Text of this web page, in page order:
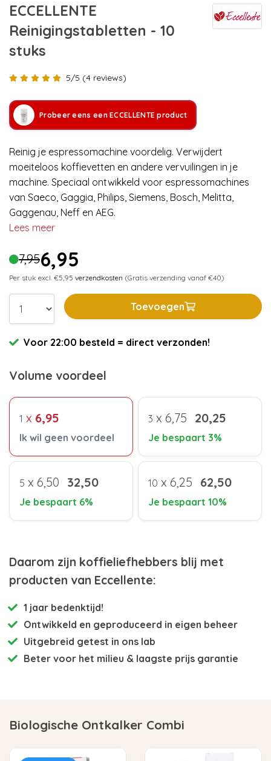
ECCELLENTE
Reinigingstabletten - 10
stuks
5/5 (4 reviews)
Probeer eens een ECCELLENTE product
Reinig je espressomachine voordelig. Verwijdert
moeiteloos koffievetten en andere vervuilingen in je
machine. Speciaal ontwikkeld voor espressomachines
van Saeco, Gaggia, Philips, Siemens, Bosch, Melitta,
Gaggenau, Neff en AEG.
Lees meer
7,956,95
Per stuk excl. €5,95 verzendkosten (Gratis verzending vanaf €40)
Toevoegen
Voor 22:00 besteld = direct verzonden!
Volume voordeel
1 x 6,95
Ik wil geen voordeel
3 x 6,75 20,25
Je bespaart 3%
5 x 6,50 32,50
Je bespaart 6%
10 x 6,25 62,50
Je bespaart 10%
Daarom zijn koffieliefhebbers blij met
producten van Eccellente:
1 jaar bedenktijd!
Ontwikkeld en geproduceerd in eigen beheer
Uitgebreid getest in ons lab
Beter voor het milieu & laagste prijs garantie
Biologische Ontkalker Combi